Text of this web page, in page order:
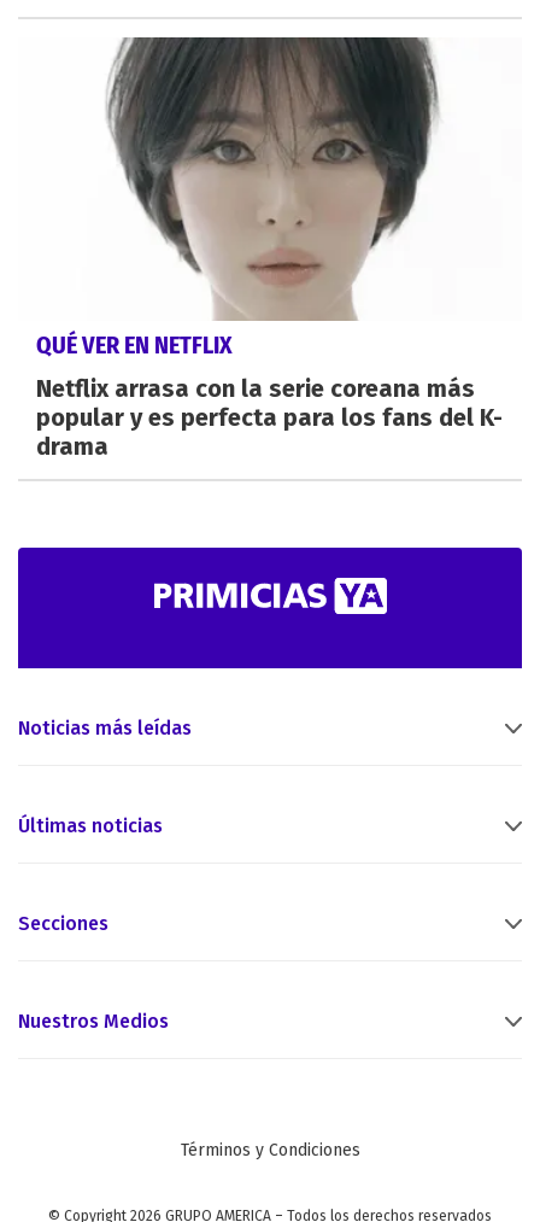
QUÉ VER EN NETFLIX
Netflix arrasa con la serie coreana más
popular y es perfecta para los fans del K-
drama
Noticias más leídas
Últimas noticias
Secciones
Nuestros Medios
Términos y Condiciones
© Copyright 2026 GRUPO AMERICA – Todos los derechos reservados